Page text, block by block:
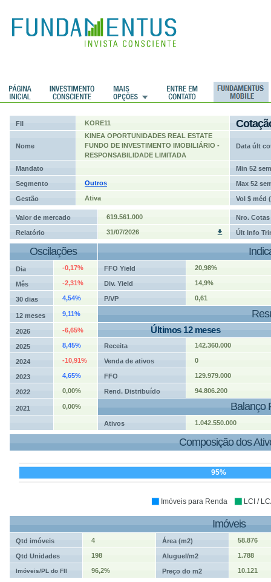
FII KORE11
Nome
KINEA OPORTUNIDADES REAL ESTATE
FUNDO DE INVESTIMENTO IMOBILIÁRIO -
RESPONSABILIDADE LIMITADA
Data últ
Mandato Min 52 sem
Segmento Outros Max 52
Gestão Ativa Vol $ méd
Valor de mercado 619.561.000 Nro. Cotas
Relatório 31/07/2026 Últ Info
Oscilações
Dia -0,17% FFO Yield 20,98%
Mês -2,31% Div. Yield 14,9%
30 dias 4,54% P/VP 0,61
12 meses 9,11%
2026 -6,65% Últimos 12 meses
2025 8,45% Receita 142.360.000
2024 -10,91% Venda de ativos 0
2023 4,65% FFO 129.979.000
2022 0,00% Rend. Distribuído 94.806.200
2021 0,00% Balanço
Ativos 1.042.550.000
Composição dos
95%
Imóveis para Renda LCI /
Imóveis
Qtd imóveis 4 Área (m2) 58.876
Qtd Unidades 198 Aluguel/m2 1.788
Imóveis/PL do FII 96,2% Preço do m2 10.121